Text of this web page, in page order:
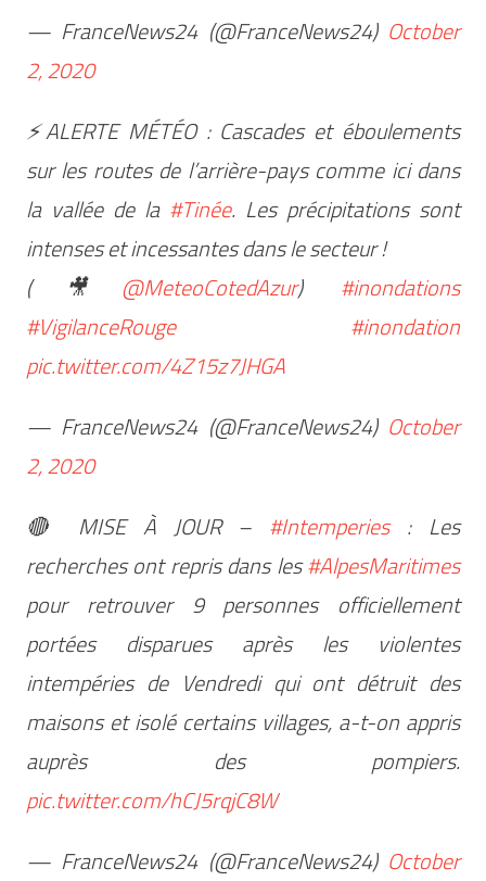
— FranceNews24 (@FranceNews24) October
2, 2020
⚡ALERTE MÉTÉO : Cascades et éboulements
sur les routes de l’arrière-pays comme ici dans
la vallée de la #Tinée. Les précipitations sont
intenses et incessantes dans le secteur !
(🎥 @MeteoCotedAzur) #inondations
#VigilanceRouge
#inondation
pic.twitter.com/4Z15z7JHGA
— FranceNews24 (@FranceNews24) October
2, 2020
🔴 MISE À JOUR – #Intemperies: Les
recherches ont repris dans les#AlpesMaritimes
pour retrouver 9 personnes officiellement
portées disparues après les violentes
intempéries de Vendredi qui ont détruit des
maisons et isolé certains villages, a-t-on appris
auprès des pompiers.
pic.twitter.com/hCJ5rqjC8W
— FranceNews24 (@FranceNews24) October